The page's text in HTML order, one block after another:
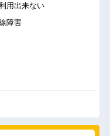
出来ない
障害